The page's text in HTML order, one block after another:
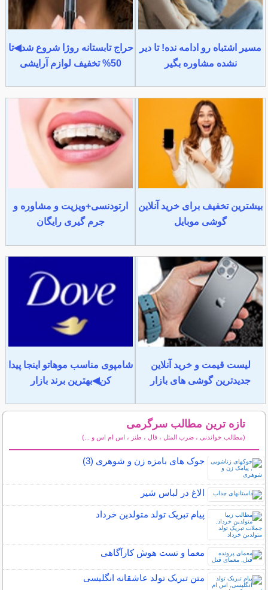
مسیر اشتباه رو ادامه نده! تا دیر
نشده مشاوره بگیر
حراج تابستانه روژا شروع شد◀تا
50% تخفیف لوازم آرایشی
بیشترین تخفیف برای خرید آنلاین
گوشی موبایل
ارتودنسی+ویزیت و مشاوره و
جرم گیری رایگان
لیست قیمت و خرید آنلاین
جدیدترین گوشی های بازار
شامپوی مناسب موهاتو اینجا پیدا
کن◀بهترین برند بازار
تازه ترین مطالب سرگرمی
(مطالب خواندنی ، ضرب المثل ، فال ، طنز ، اس ام اس و ...)
جوک های بامزه زن و شوهری (3)
الاغ در لباس شیر
پیام تبریک تولد متولدین خرداد
معما و تست هوش کارآگاهی
متن تبریک تولد عاشقانه انگلیسی